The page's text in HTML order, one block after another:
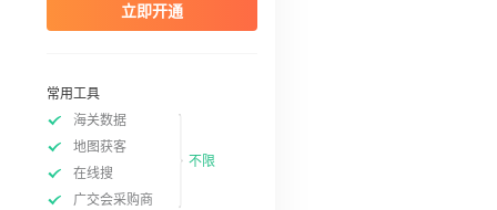
立即开通
常用工具
海关数据
地图获客
在线搜
广交会采购商
不限